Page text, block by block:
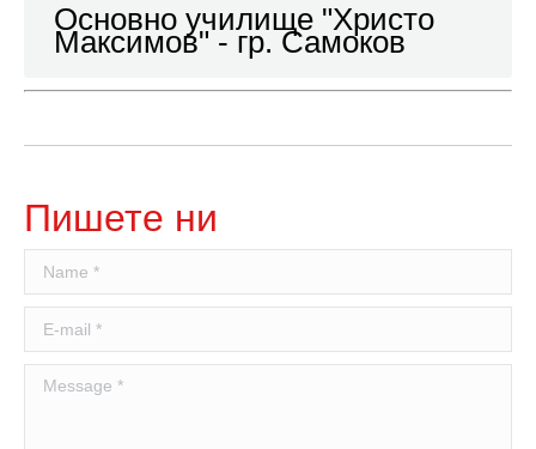
Основно училище "Христо
Максимов" - гр. Самоков
Пишете ни
Name *
E-mail *
Message *